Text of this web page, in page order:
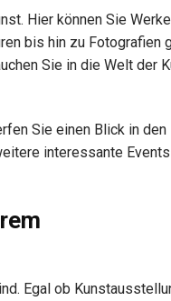
Hier können Sie Werke
bis hin zu Fotografien
Sie in die Welt der
Sie einen Blick in den
interessante
Egal ob